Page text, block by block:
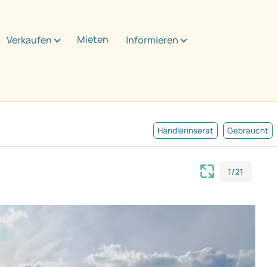
Verkaufen Mieten Informieren
Händlerinserat Gebraucht
1/21